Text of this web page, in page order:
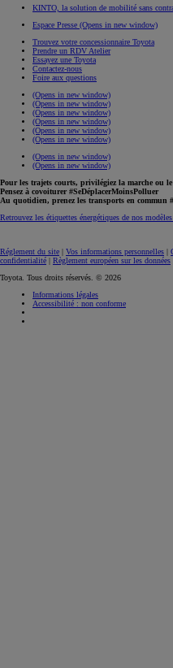
KINTO, la solution de mobilité sans
Espace Presse (Opens in new window)
Trouvez votre concessionnaire Toyota
Prendre un RDV Atelier
Essayez une Toyota
Contactez-nous
Foire aux questions
(Opens in new window)
(Opens in new window)
(Opens in new window)
(Opens in new window)
(Opens in new window)
(Opens in new window)
(Opens in new window)
(Opens in new window)
Pour les trajets courts, privilégiez la marche ou
Pensez à covoiturer #SeDéplacerMoinsPolluer
Au quotidien, prenez les transports en commun
Retrouvez les étiquettes énergétiques de nos modèles
Réglement du site | Vos informations personnelles |
confidentialité | Règlement européen sur les données
Toyota. Tous droits réservés. © 2026
Informations légales
Accessibilité : non conforme